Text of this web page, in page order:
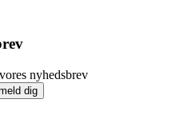
nyhedsbrev
dig